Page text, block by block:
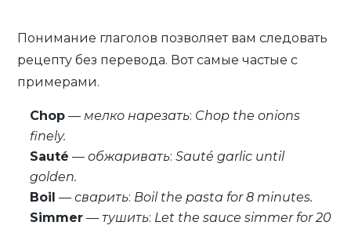
Понимание глаголов позволяет вам следовать
рецепту без перевода. Вот самые частые с
примерами.
Chop —мелко нарезать: Chop the onions
finely.
Sauté —обжаривать:Sauté garlic until
golden.
Boil —сварить: Boil the pasta for 8 minutes.
Simmer —тушить: Let the sauce simmer for 20